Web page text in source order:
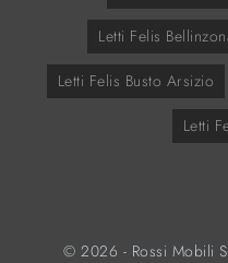
Letti Felis
Letti Felis Busto Arsizio
Letti
© 2026 - Rossi Mobili